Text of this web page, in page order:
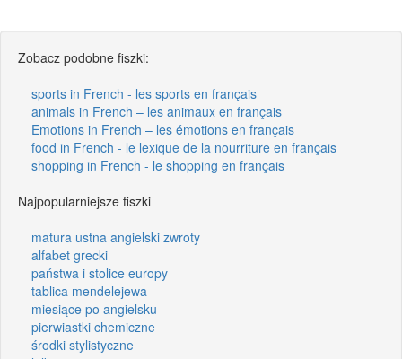
Zobacz podobne fiszki:
sports in French - les sports en français
animals in French – les animaux en français
Emotions in French – les émotions en français
food in French - le lexique de la nourriture en français
shopping in French - le shopping en français
Najpopularniejsze fiszki
matura ustna angielski zwroty
alfabet grecki
państwa i stolice europy
tablica mendelejewa
miesiące po angielsku
pierwiastki chemiczne
środki stylistyczne